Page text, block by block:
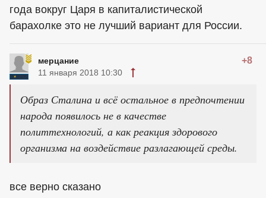
года вокруг Царя в капиталистической
барахолке это не лучший вариант для России.
мерцание +8
11 января 2018 10:30
Образ Сталина и всё остальное в предпочтении
народа появилось не в качестве
политтехнологий, а как реакция здорового
организма на воздействие разлагающей среды.
все верно сказано